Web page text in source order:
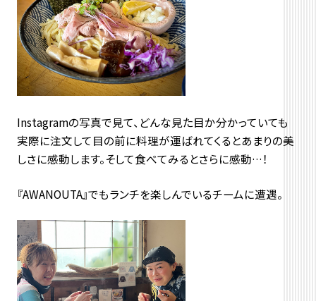
Instagramの写真で見て、どんな見た目か分かっていても
実際に注文して目の前に料理が運ばれてくるとあまりの美
しさに感動します。そして食べてみるとさらに感動…！
『AWANOUTA』でもランチを楽しんでいるチームに遭遇。